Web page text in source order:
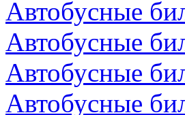
Автобусные
Автобусные
Автобусные
Автобусные